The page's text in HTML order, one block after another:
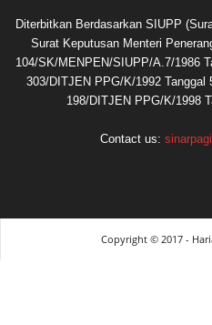
Diterbitkan Berdasarkan SIUPP
Surat Keputusan Menteri
104/SK/MENPEN/SIUPP/A.7/1986
303/DITJEN PPG/K/1992 Tanggal
198/DITJEN PPG/K/1998
Contact us:
Copyright © 2017 -